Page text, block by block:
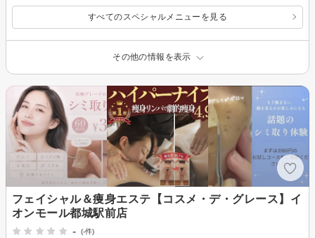
すべてのスペシャルメニューを見る
その他の情報を表示
フェイシャル＆痩身エステ【コスメ・デ・グレース】イ
オンモール都城駅前店
-
(-件)